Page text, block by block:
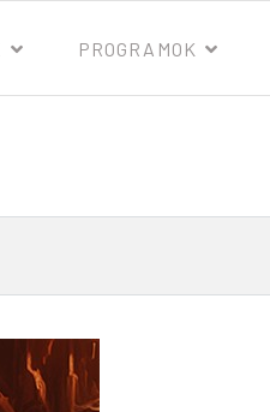
PROGRAMOK